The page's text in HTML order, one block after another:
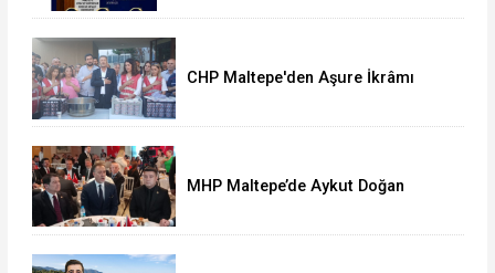
CHP Maltepe'den Aşure İkrâmı
MHP Maltepe’de Aykut Doğan